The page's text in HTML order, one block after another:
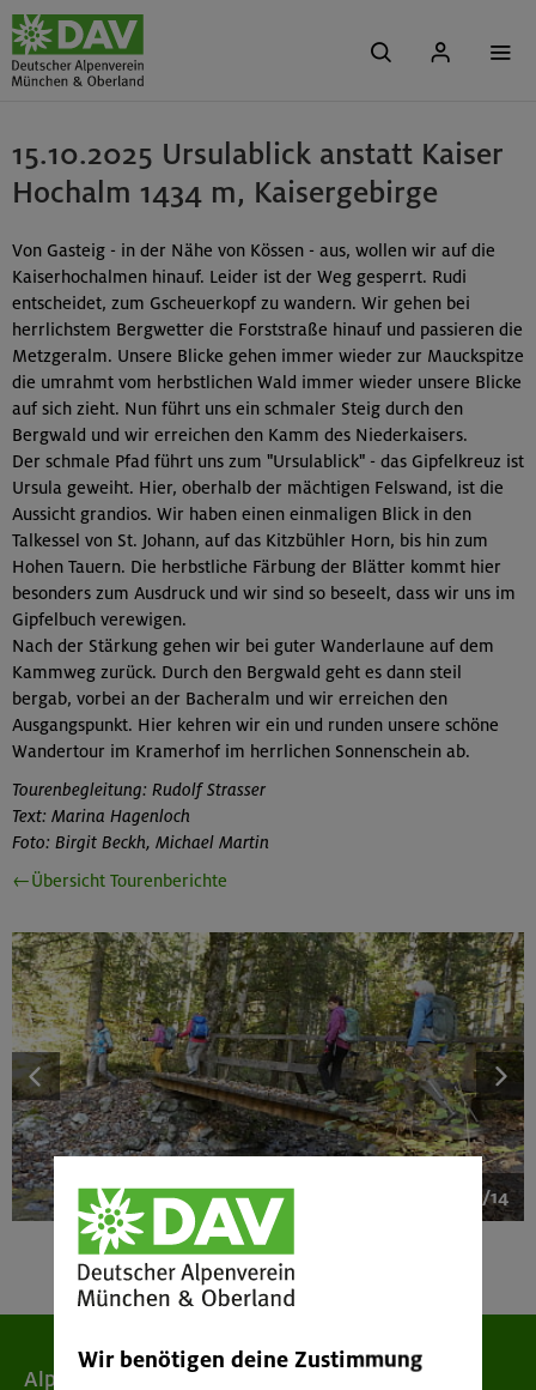
15.10.2025 Ursulablick anstatt Kaiser
Hochalm 1434 m, Kaisergebirge
Von Gasteig - in der Nähe von Kössen - aus, wollen wir auf die
Kaiserhochalmen hinauf. Leider ist der Weg gesperrt. Rudi
entscheidet, zum Gscheuerkopf zu wandern. Wir gehen bei
herrlichstem Bergwetter die Forststraße hinauf und passieren die
Metzgeralm. Unsere Blicke gehen immer wieder zur Mauckspitze
die umrahmt vom herbstlichen Wald immer wieder unsere Blicke
auf sich zieht. Nun führt uns ein schmaler Steig durch den
Bergwald und wir erreichen den Kamm des Niederkaisers.
Der schmale Pfad führt uns zum "Ursulablick" - das Gipfelkreuz ist
Ursula geweiht. Hier, oberhalb der mächtigen Felswand, ist die
Aussicht grandios. Wir haben einen einmaligen Blick in den
Talkessel von St. Johann, auf das Kitzbühler Horn, bis hin zum
Hohen Tauern. Die herbstliche Färbung der Blätter kommt hier
besonders zum Ausdruck und wir sind so beseelt, dass wir uns im
Gipfelbuch verewigen.
Nach der Stärkung gehen wir bei guter Wanderlaune auf dem
Kammweg zurück. Durch den Bergwald geht es dann steil
bergab, vorbei an der Bacheralm und wir erreichen den
Ausgangspunkt. Hier kehren wir ein und runden unsere schöne
Wandertour im Kramerhof im herrlichen Sonnenschein ab.
Tourenbegleitung: Rudolf Strasser
Text: Marina Hagenloch
Foto: Birgit Beckh, Michael Martin
←Übersicht Tourenberichte
1/14
Alpenverein
Wir benötigen deine Zustimmung